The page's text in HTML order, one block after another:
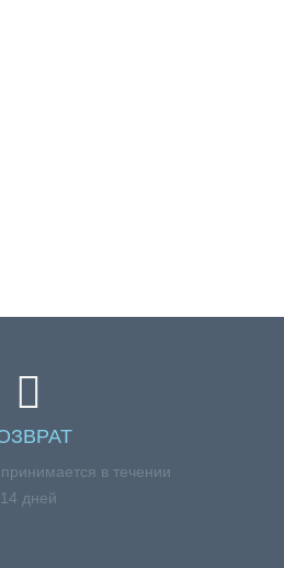
в течении
14 дней